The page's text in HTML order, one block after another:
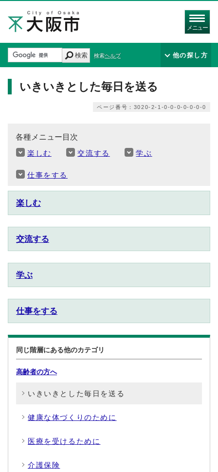
メニュー
検索 検索ヘルプ 他の探し方
いきいきとした毎日を送る
ページ番号：3020-2-1-0-0-0-0-0-0-0
各種メニュー目次
楽しむ 交流する 学ぶ
仕事をする
楽しむ
交流する
学ぶ
仕事をする
同じ階層にある他のカテゴリ
高齢者の方へ
いきいきとした毎日を送る
健康な体づくりのために
医療を受けるために
介護保険